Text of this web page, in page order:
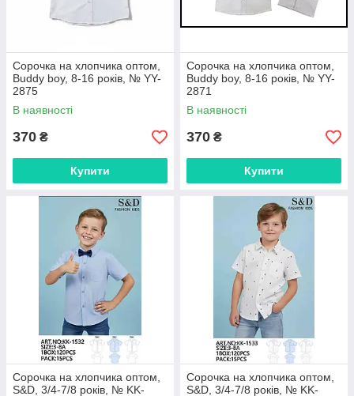
Сорочка на хлопчика оптом,
Buddy boy, 8-16 років, № YY-
2875
В наявності
370 ₴
Купити
Сорочка на хлопчика оптом,
Buddy boy, 8-16 років, № YY-
2871
В наявності
370 ₴
Купити
Сорочка на хлопчика оптом,
S&D, 3/4-7/8 років, № KK-
Сорочка на хлопчика оптом,
S&D, 3/4-7/8 років, № KK-